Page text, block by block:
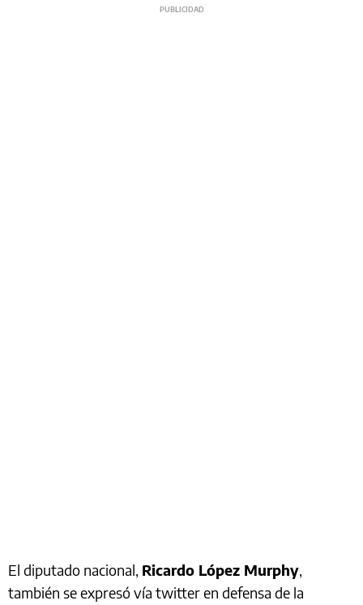
El diputado nacional, Ricardo López Murphy,
también se expresó vía twitter en defensa de la